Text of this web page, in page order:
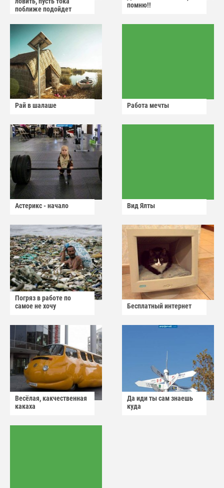
поближе подойдет
помню!!
Рай в шалаше Работа мечты
Астерикс - начало Вид Ялты
Погряз в работе по
самое не хочу
Бесплатный интернет
Весёлая, какчественная
какаха
Да иди ты сам знаешь
куда